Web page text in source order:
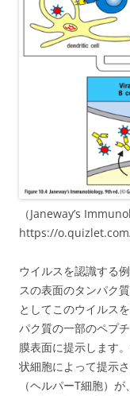
（Janeway’s
https://o.quizlet.com/
ウイルスを認識する
スの表面のタンパク
としてこのウイルス
パク質の一部のペプ
膜表面に提示します
状細胞によって提示
（ヘルパーT細胞）